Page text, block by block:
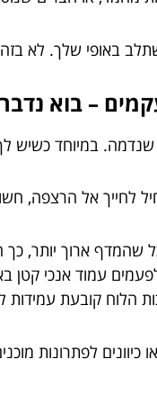
באופי שלך. לא
– בוא נדבר
שנדמה. במיוחד כשיש
לחייך אל הרצפה,
שהמדף ארוך יותר, כך
עמוד אנכי קטן
הלוח קובעת עמידות
לפתרונות